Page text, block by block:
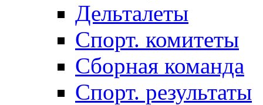
Дельталеты
Спорт. комитеты
Сборная команда
Спорт. результаты